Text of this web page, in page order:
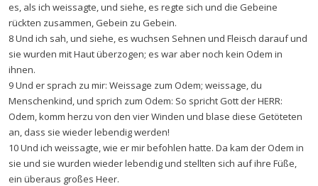
es, als ich weissagte, und siehe, es regte sich und die Gebeine
rückten zusammen, Gebein zu Gebein.
8 Und ich sah, und siehe, es wuchsen Sehnen und Fleisch darauf und
sie wurden mit Haut überzogen; es war aber noch kein Odem in
ihnen.
9 Und er sprach zu mir: Weissage zum Odem; weissage, du
Menschenkind, und sprich zum Odem: So spricht Gott der HERR:
Odem, komm herzu von den vier Winden und blase diese Getöteten
an, dass sie wieder lebendig werden!
10 Und ich weissagte, wie er mir befohlen hatte. Da kam der Odem in
sie und sie wurden wieder lebendig und stellten sich auf ihre Füße,
ein überaus großes Heer.